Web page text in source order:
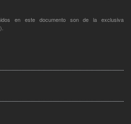
en este documento son de la exclusiva